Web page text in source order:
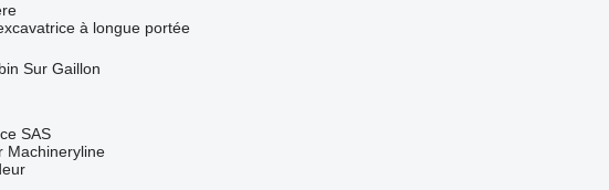
à longue portée
Sur Gaillon
SAS
Machineryline